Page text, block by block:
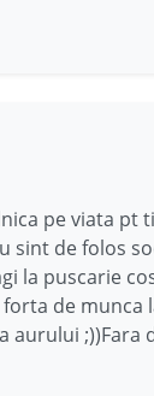
pe viata pt
sint de folos
la puscarie
de munca
aurului ;))Fara